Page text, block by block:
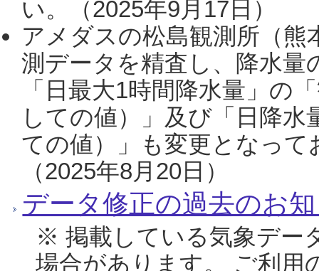
い。（2025年9月17日）
アメダスの松島観測所（熊
測データを精査し、降水
「日最大1時間降水量」の
しての値）」及び「日降
ての値）」も変更となっ
（2025年8月20日）
データ修正の過去のお
※ 掲載している気象デー
場合があります。 ご利用